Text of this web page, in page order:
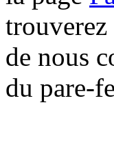
de nous
du pare-